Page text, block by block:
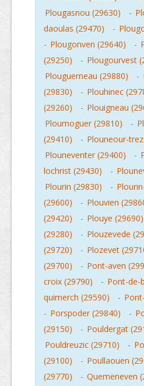
Plougasnou (29630)
-
daoulas (29470)
-
- Plougonven (29640) -
(29250)
- Plougourvest
Plouguerneau (29880)
-
(29830)
- Plouhinec
(29260)
- Plouigneau
Ploumoguer (29810)
-
(29410)
- Plouneour-
Plouneventer (29400)
-
lochrist (29430)
-
Plourin (29830)
-
(29600)
- Plouvien
(29420)
- Plouye (29690)
(29280)
- Plouzevede
(29720)
- Plozevet
(29700)
- Pont-aven
croix (29790)
- Pont-de-
quimerch (29590)
-
- Porspoder (29840) -
(29150)
- Pouldergat
Pouldreuzic (29710)
-
(29100)
- Poullaouen
(29770)
- Quemeneven